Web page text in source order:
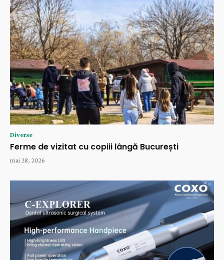
Diverse
Ferme de vizitat cu copiii lângă București
mai 28, 2026